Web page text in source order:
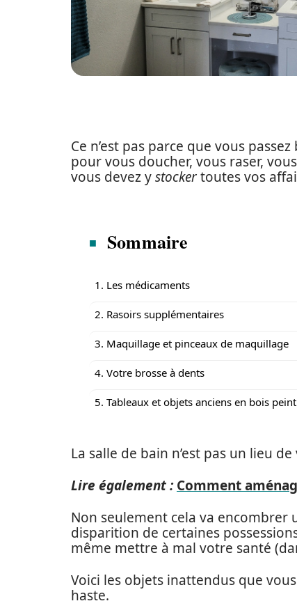
Ce n’est pas parce que vous
pour vous doucher, vous raser,
vous devez ystockertoutes vos
Sommaire
1. Les médicaments
2. Rasoirs supplémentaires
3. Maquillage et pinceaux de maquillage
4. Votre brosse à dents
5. Tableaux et objets anciens en bois peint
La salle de bain n’est pas un lieu de
Lire également : Comment
Non seulement cela va encombrer
disparition de certaines
même mettre à mal votre santé
Voici les objets inattendus que
haste.